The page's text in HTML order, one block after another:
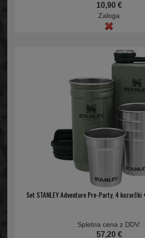
10,90 €
Zaloga
Set STANLEY Adventure Pre-Party, 4
Spletna cena z DDV:
57,20 €